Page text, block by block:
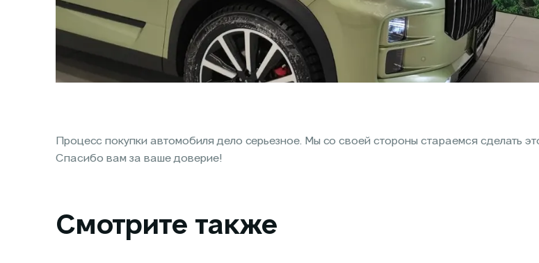
Процесс покупки автомобиля дело серьезное. Мы со своей стороны стараемся сделать
Спасибо вам за ваше доверие!
Смотрите также